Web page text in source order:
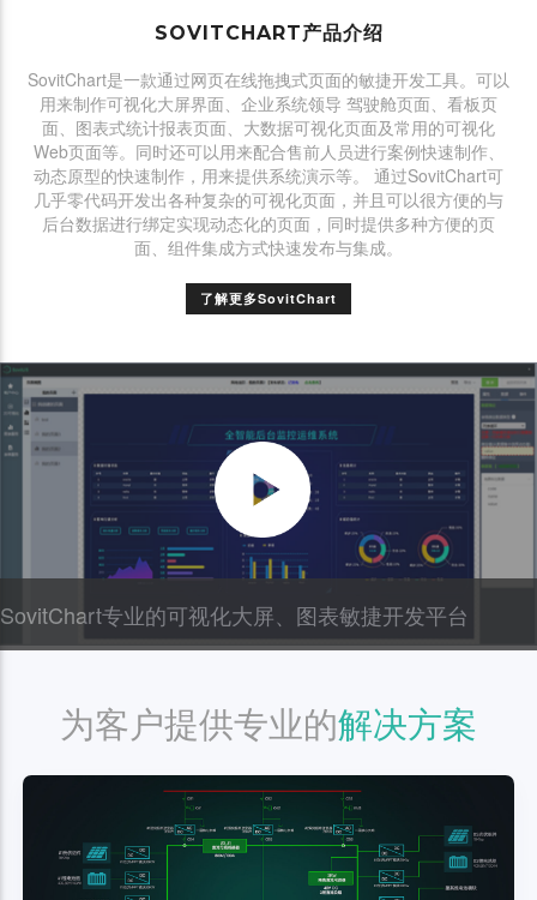
SOVITCHART产品介绍
SovitChart是一款通过网页在线拖拽式页面的敏捷开发工具。可以
用来制作可视化大屏界面、企业系统领导 驾驶舱页面、看板页
面、图表式统计报表页面、大数据可视化页面及常用的可视化
Web页面等。同时还可以用来配合售前人员进行案例快速制作、
动态原型的快速制作，用来提供系统演示等。 通过SovitChart可
几乎零代码开发出各种复杂的可视化页面，并且可以很方便的与
后台数据进行绑定实现动态化的页面，同时提供多种方便的页
面、组件集成方式快速发布与集成。
了解更多SovitChart
SovitChart专业的可视化大屏、图表敏捷开发平台
为客户提供专业的解决方案